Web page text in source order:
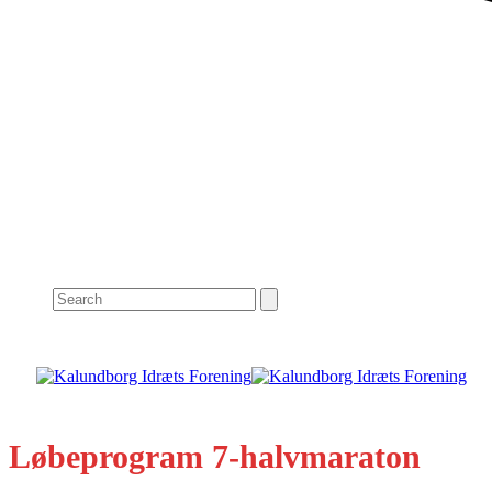
Search
Løbeprogram 7-halvmaraton